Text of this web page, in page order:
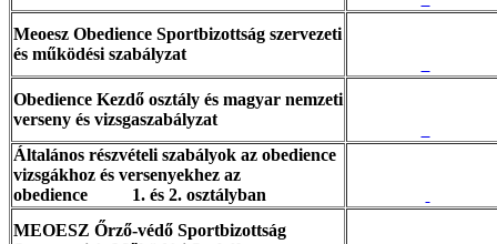
Meoesz Obedience Sportbizottság szervezeti
és működési szabályzat
Obedience Kezdő osztály és magyar nemzeti
verseny és vizsgaszabályzat
Általános részvételi szabályok az obedience
vizsgákhoz és versenyekhez az
obedience 1. és 2. osztályban
MEOESZ Őrző-védő Sportbizottság